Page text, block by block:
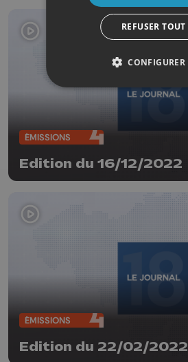
ÉMISSIONS
Edition du 16/12/2022
ÉMISSIONS
Edition du 22/02/2022
REFUSER TOUT
CONFIGURER